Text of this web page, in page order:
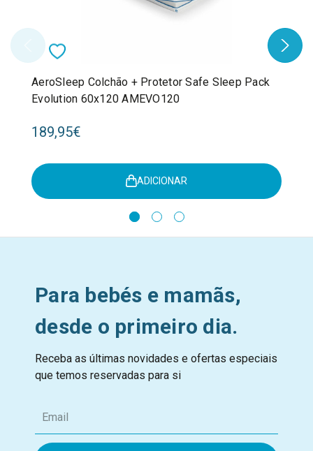
AeroSleep Colchão + Protetor Safe Sleep Pack
Evolution 60x120 AMEVO120
189,95€
ADICIONAR
Para bebés e mamãs,
desde o primeiro dia.
Receba as últimas novidades e ofertas especiais
que temos reservadas para si
m